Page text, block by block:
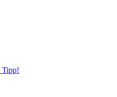
Tipp!